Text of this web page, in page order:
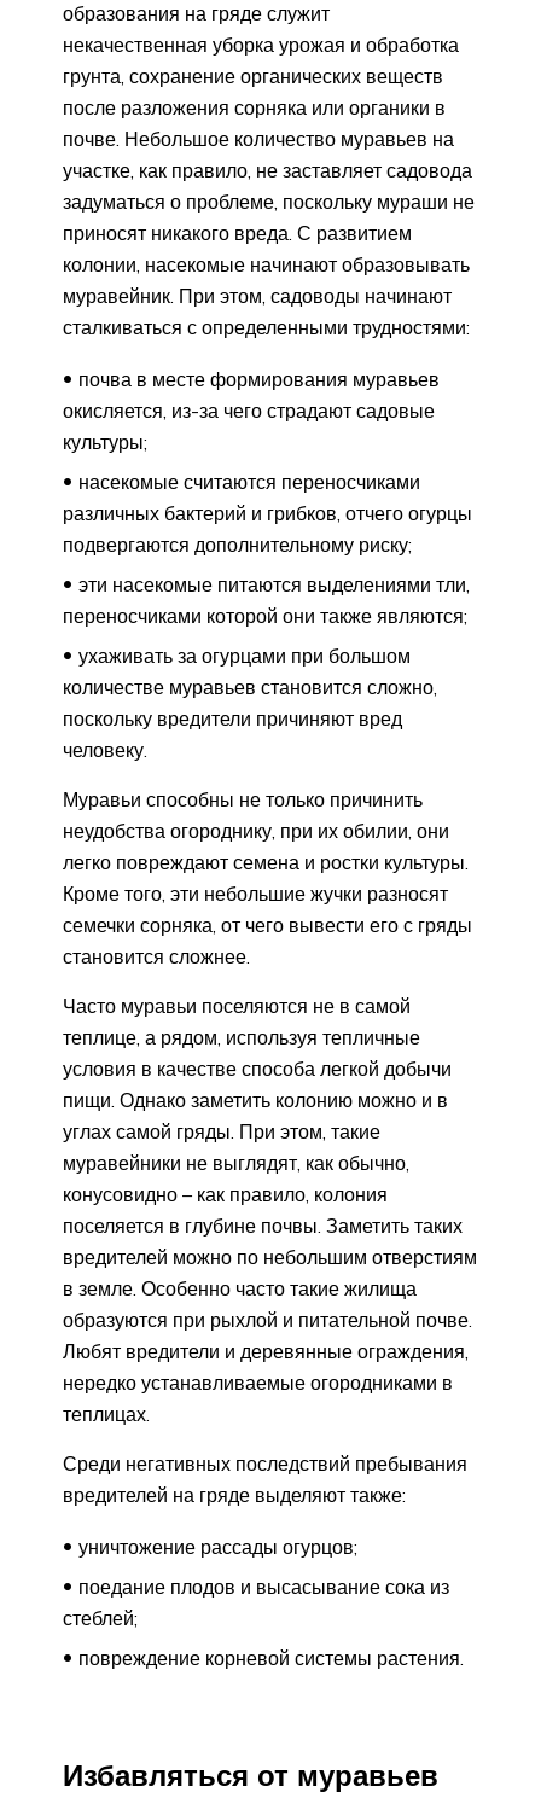
образования на гряде служит
некачественная уборка урожая и обработка
грунта, сохранение органических веществ
после разложения сорняка или органики в
почве. Небольшое количество муравьев на
участке, как правило, не заставляет садовода
задуматься о проблеме, поскольку мураши не
приносят никакого вреда. С развитием
колонии, насекомые начинают образовывать
муравейник. При этом, садоводы начинают
сталкиваться с определенными трудностями:
почва в месте формирования муравьев
окисляется, из-за чего страдают садовые
культуры;
насекомые считаются переносчиками
различных бактерий и грибков, отчего огурцы
подвергаются дополнительному риску;
эти насекомые питаются выделениями тли,
переносчиками которой они также являются;
ухаживать за огурцами при большом
количестве муравьев становится сложно,
поскольку вредители причиняют вред
человеку.
Муравьи способны не только причинить
неудобства огороднику, при их обилии, они
легко повреждают семена и ростки культуры.
Кроме того, эти небольшие жучки разносят
семечки сорняка, от чего вывести его с гряды
становится сложнее.
Часто муравьи поселяются не в самой
теплице, а рядом, используя тепличные
условия в качестве способа легкой добычи
пищи. Однако заметить колонию можно и в
углах самой гряды. При этом, такие
муравейники не выглядят, как обычно,
конусовидно – как правило, колония
поселяется в глубине почвы. Заметить таких
вредителей можно по небольшим отверстиям
в земле. Особенно часто такие жилища
образуются при рыхлой и питательной почве.
Любят вредители и деревянные ограждения,
нередко устанавливаемые огородниками в
теплицах.
Среди негативных последствий пребывания
вредителей на гряде выделяют также:
уничтожение рассады огурцов;
поедание плодов и высасывание сока из
стеблей;
повреждение корневой системы растения.
Избавляться от муравьев